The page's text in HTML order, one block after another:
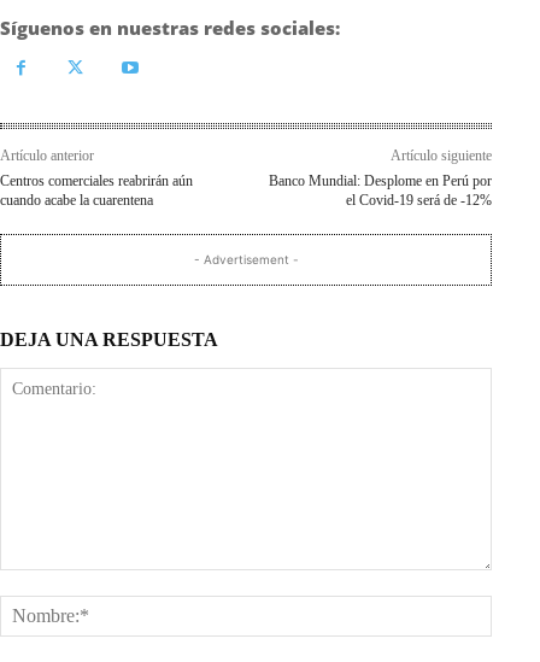
Síguenos en nuestras redes sociales:
Artículo anterior
Centros comerciales reabrirán aún
cuando acabe la cuarentena
Artículo siguiente
Banco Mundial: Desplome en Perú por
el Covid-19 será de -12%
- Advertisement -
DEJA UNA RESPUESTA